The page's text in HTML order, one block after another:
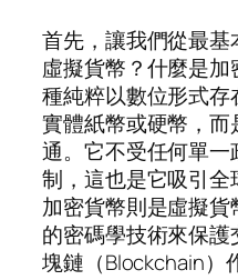
首先，讓我們從最
虛擬貨幣？什麼是
種純粹以數位形式
實體紙幣或硬幣，
通。它不受任何單
制，這也是它吸引全
加密貨幣則是虛擬
的密碼學技術來保
塊鏈（Blockchain）